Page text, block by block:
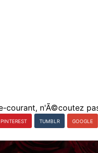
PINTEREST TUMBLR GOOGLE